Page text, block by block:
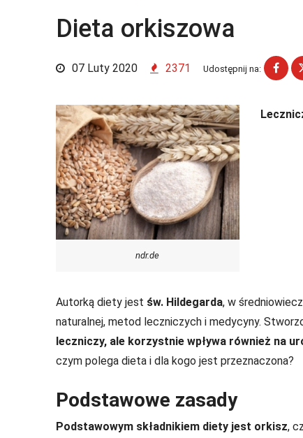
Dieta orkiszowa
07 Luty 2020 2371 Udostępnij na:
ndr.de
Autorką diety jest św. Hildegarda, w
naturalnej, metod leczniczych i medycyny.
leczniczy, ale korzystnie wpływa również na
czym polega dieta i dla kogo jest przeznaczona?
Podstawowe zasady
Podstawowym składnikiem diety jest orkisz,